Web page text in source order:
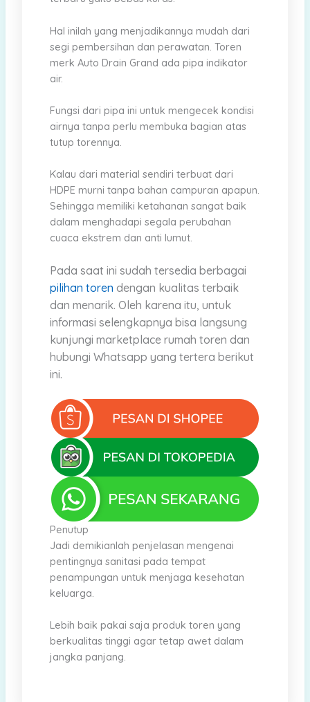
Hal inilah yang menjadikannya mudah dari
segi pembersihan dan perawatan. Toren
merk Auto Drain Grand ada pipa indikator
air.
Fungsi dari pipa ini untuk mengecek kondisi
airnya tanpa perlu membuka bagian atas
tutup torennya.
Kalau dari material sendiri terbuat dari
HDPE murni tanpa bahan campuran apapun.
Sehingga memiliki ketahanan sangat baik
dalam menghadapi segala perubahan
cuaca ekstrem dan anti lumut.
Pada saat ini sudah tersedia berbagai
pilihan toren dengan kualitas terbaik
dan menarik. Oleh karena itu, untuk
informasi selengkapnya bisa langsung
kunjungi marketplace rumah toren dan
hubungi Whatsapp yang tertera berikut
ini.
Penutup
Jadi demikianlah penjelasan mengenai
pentingnya sanitasi pada tempat
penampungan untuk menjaga kesehatan
keluarga.
Lebih baik pakai saja produk toren yang
berkualitas tinggi agar tetap awet dalam
jangka panjang.